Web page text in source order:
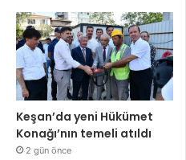
Keşan’da yeni Hükümet
Konağı’nın temeli atıldı
2 gün önce